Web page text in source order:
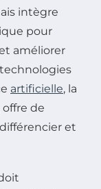
intègre
pour
améliorer
technologies
artificielle, la
de
et